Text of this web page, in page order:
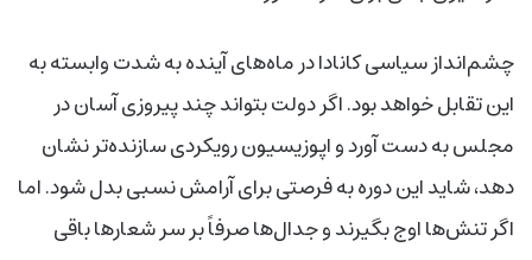
چشم‌انداز سیاسی کانادا در ماه‌های آینده به شدت وابسته به
این تقابل خواهد بود. اگر دولت بتواند چند پیروزی آسان در
مجلس به دست آورد و اپوزیسیون رویکردی سازنده‌تر نشان
دهد، شاید این دوره به فرصتی برای آرامش نسبی بدل شود. اما
اگر تنش‌ها اوج بگیرند و جدال‌ها صرفاً بر سر شعارها باقی